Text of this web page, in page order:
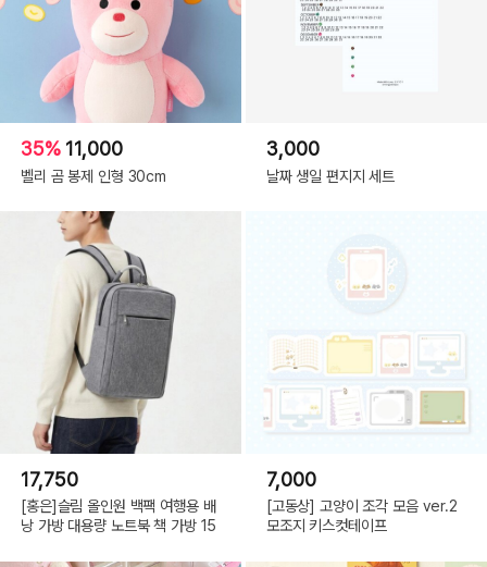
35% 11,000
벨리 곰 봉제 인형 30cm
3,000
날짜 생일 편지지 세트
17,750
[홍은]슬림 올인원 백팩 여행용 배
낭 가방 대용량 노트북 책 가방 15
7,000
[고동상] 고양이 조각 모음 ver.2
모조지 키스컷테이프